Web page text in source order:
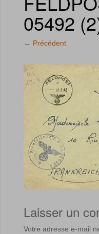
05492
← Précédent
Laisser un
Votre adresse e-mail